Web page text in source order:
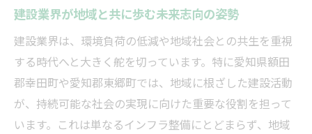
建設業界が地域と共に歩む未来志向の姿勢
建設業界は、環境負荷の低減や地域社会との共生を重視
する時代へと大きく舵を切っています。特に愛知県額田
郡幸田町や愛知郡東郷町では、地域に根ざした建設活動
が、持続可能な社会の実現に向けた重要な役割を担って
います。これは単なるインフラ整備にとどまらず、地域